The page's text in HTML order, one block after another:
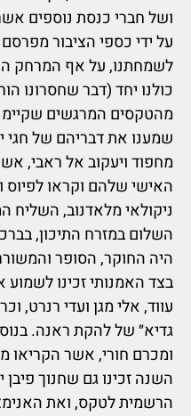
ושל חברי כנסת נוספים
על ידי כספי הציבור
לשמחתנו, על אף המרחק
כולנו יחד (דבר שחסרונו
מהטקסים המרגשים
שמענו את דבריהם של חגי
מחפוד ויעקוב אל ראבי,
האישי שלהם וקראו
ניקולאי מלאדנוב, השליח
השלום במזרח התיכון,
היה החוקר, הסופר
בצד האמנותי זכינו לשמוע
עווד, אלי מגן ועדי רנרט,
גדיא״ של להקת ראנה.
ומכרם חורי, אשר הקריאו
השנה זכינו גם שחנוך
הרשמית לטקס, ואת